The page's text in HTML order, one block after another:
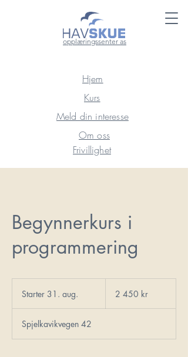
opplæringssenter as
Om oss
Frivillighet
Hjem
Kurs
Meld din interesse
Begynnerkurs i
programmering
Starter 31. aug.
r
t
kroner2 450 kr
Spjelkavikvegen 42